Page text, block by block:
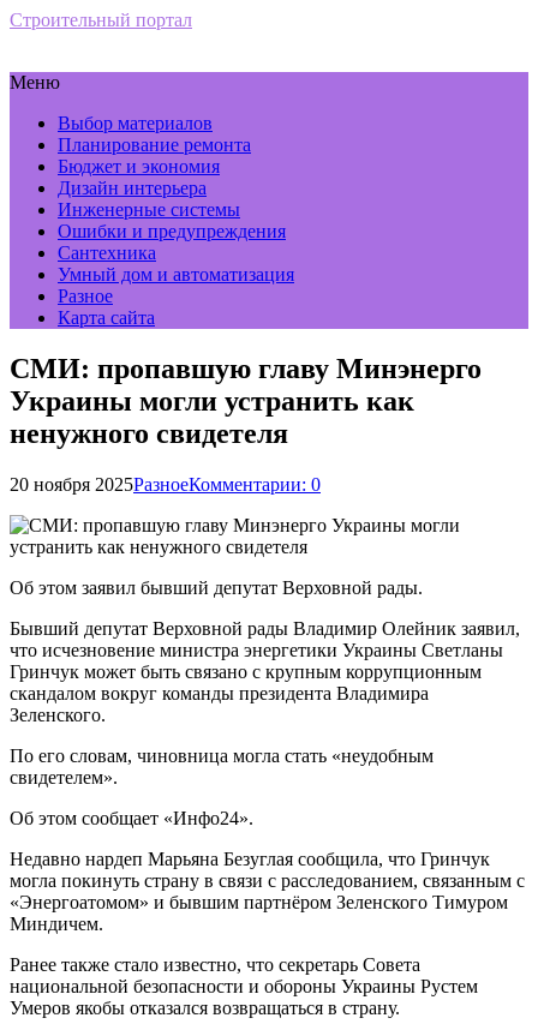
Строительный портал
Меню
Выбор материалов
Планирование ремонта
Бюджет и экономия
Дизайн интерьера
Инженерные системы
Ошибки и предупреждения
Сантехника
Умный дом и автоматизация
Разное
Карта сайта
СМИ: пропавшую главу Минэнерго
Украины могли устранить как
ненужного свидетеля
20 ноября 2025РазноеКомментарии: 0
Об этом заявил бывший депутат Верховной рады.
Бывший депутат Верховной рады Владимир Олейник заявил,
что исчезновение министра энергетики Украины Светланы
Гринчук может быть связано с крупным коррупционным
скандалом вокруг команды президента Владимира
Зеленского.
По его словам, чиновница могла стать «неудобным
свидетелем».
Об этом сообщает «Инфо24».
Недавно нардеп Марьяна Безуглая сообщила, что Гринчук
могла покинуть страну в связи с расследованием, связанным с
«Энергоатомом» и бывшим партнёром Зеленского Тимуром
Миндичем.
Ранее также стало известно, что секретарь Совета
национальной безопасности и обороны Украины Рустем
Умеров якобы отказался возвращаться в страну.